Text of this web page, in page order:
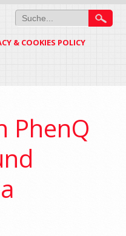
& COOKIES POLICY
PhenQ